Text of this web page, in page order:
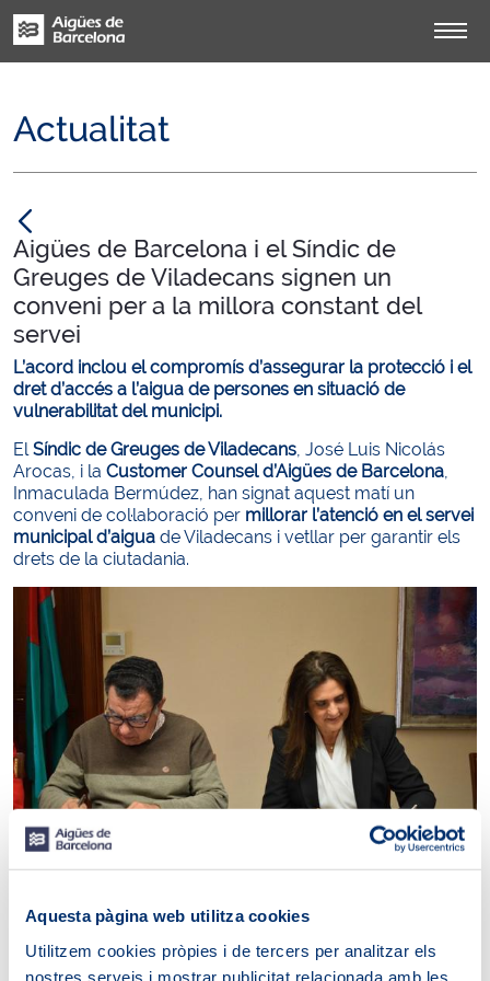
Aquesta pàgina web utilitza cookies
Utilitzem cookies pròpies i de tercers per analitzar els
nostres serveis i mostrar publicitat relacionada amb les
Actualitat
Aigües de Barcelona i el Síndic de
Greuges de Viladecans signen un
conveni per a la millora constant del
servei
L’acord inclou el compromís d’assegurar la protecció i el
dret d’accés a l’aigua de persones en situació de
vulnerabilitat del municipi.
ElSíndic de Greuges de Viladecans, José Luis Nicolás
Arocas, i la Customer Counsel d’Aigües de Barcelona,
Inmaculada Bermúdez, han signat aquest matí un
conveni de col·laboració per millorar l’atenció en el servei
municipal d’aigua de Viladecans i vetllar per garantir els
drets de la ciutadania.
A través d’aquest conveni, la defensora del client
d’Aigües de Barcelona es compromet amb el defensor
municipal a atendre amb celeritat qualsevol queixa que